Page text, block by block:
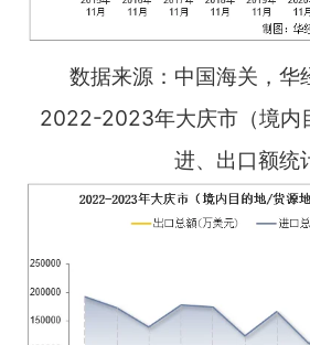
数据来源：中国海关，华
2022-2023年大庆市（境内
进、出口额统